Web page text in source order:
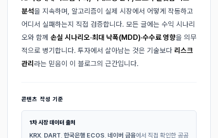
분석을 지속하며, 알고리즘이 실제 시장에서 어떻게 작동하고
어디서 실패하는지 직접 검증합니다. 모든 글에는 수익 시나리
오와 함께 손실 시나리오·최대 낙폭(MDD)·수수료 영향을 의무
적으로 병기합니다. 투자에서 살아남는 것은 기술보다 리스크
관리 라는 믿음이 이 블로그의 근간입니다.
콘텐츠 작성 기준
1차 시장 데이터 출처
KRX DART 한국은행 ECOS 네이버 금융에서 직접 확인한 공공